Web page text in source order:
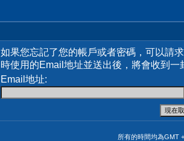
如果您忘記了您的帳戶或者密碼，可以請
時使用的Email地址並送出後，將會收到一
Email地址:
所有的時間均為GMT